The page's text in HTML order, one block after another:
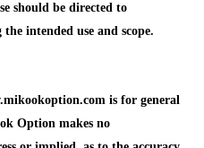
should be directed to
intended use and scope.
is for general
Option makes no